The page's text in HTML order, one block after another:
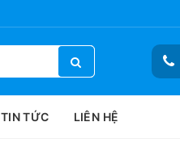
TIN TỨC LIÊN HỆ